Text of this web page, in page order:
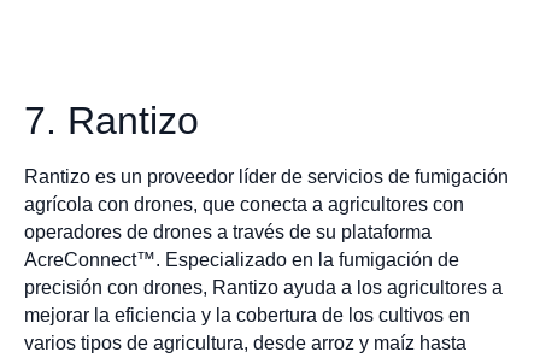
7. Rantizo
Rantizo es un proveedor líder de servicios de fumigación
agrícola con drones, que conecta a agricultores con
operadores de drones a través de su plataforma
AcreConnect™. Especializado en la fumigación de
precisión con drones, Rantizo ayuda a los agricultores a
mejorar la eficiencia y la cobertura de los cultivos en
varios tipos de agricultura, desde arroz y maíz hasta